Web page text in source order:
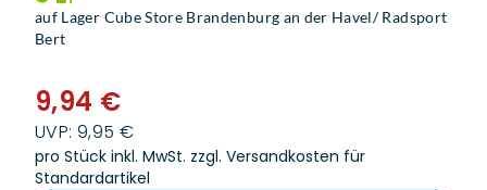
auf Lager Cube Store Brandenburg an der Havel/ Radsport
Bert
9,94 €
UVP: 9,95 €
pro Stück inkl. MwSt. zzgl. Versandkosten für
Standardartikel